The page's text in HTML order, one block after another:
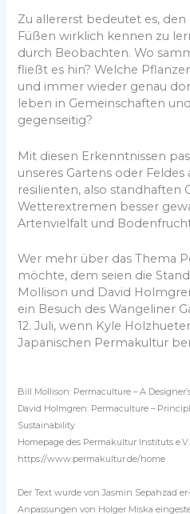
Zu allererst bedeutet es,
Füßen wirklich kennen zu
durch Beobachten. Wo
fließt es hin? Welche
und immer wieder genau
leben in Gemeinschaften
gegenseitig?
Mit diesen Erkenntnissen
unseres Gartens oder Feldes
resilienten, also standhaften
Wetterextremen besser
Artenvielfalt und
Wer mehr über das Thema
möchte, dem seien die
Mollison und David
ein Besuch des Wangeliner
12. Juli, wenn Kyle
Japanischen Permakultur
Bill Mollison: Permaculture – A
David Holmgren: Permaculture –
Sustainability
Homepage des Permakultur Instituts
https://www.permakultur.de/home
Der Text wurde von Jasmin Sepahzad
Anpassungen von Holger Miska